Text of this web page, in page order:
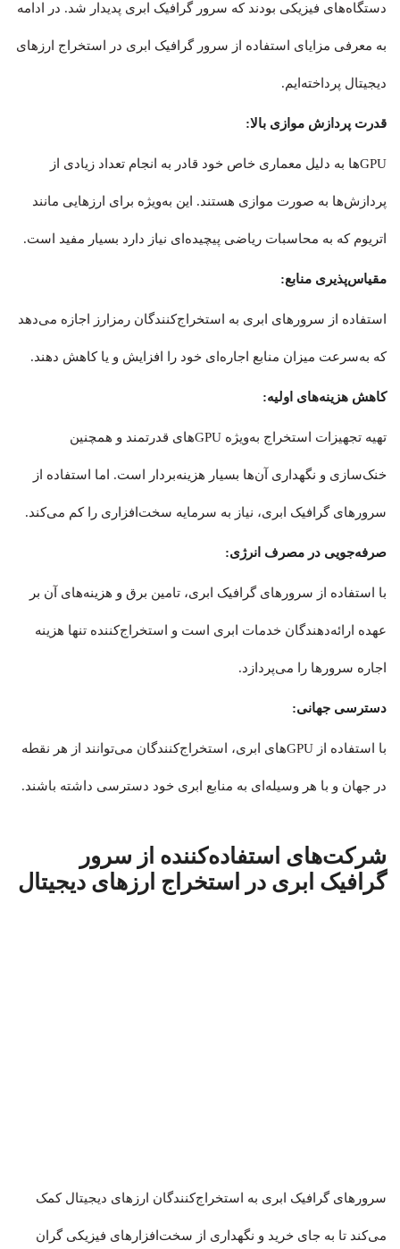
دستگاه‌های فیزیکی بودند که سرور گرافیک ابری پدیدار شد. در ادامه
به معرفی مزایای استفاده از سرور گرافیک ابری در استخراج ارزهای
دیجیتال پرداخته‌ایم.
قدرت پردازش موازی بالا:
GPUها به دلیل معماری خاص خود قادر به انجام تعداد زیادی از
پردازش‌ها به صورت موازی هستند. این به‌ویژه برای ارزهایی مانند
اتریوم که به محاسبات ریاضی پیچیده‌ای نیاز دارد بسیار مفید است.
مقیاس‌پذیری منابع:
استفاده از سرورهای ابری به استخراج‌کنندگان رمزارز اجازه می‌دهد
که به‌سرعت میزان منابع اجاره‌ای خود را افزایش و یا کاهش دهند.
کاهش هزینه‌های اولیه:
تهیه تجهیزات استخراج به‌ویژه GPUهای قدرتمند و همچنین
خنک‌سازی و نگهداری آن‌ها بسیار هزینه‌بردار است. اما استفاده از
سرورهای گرافیک ابری، نیاز به سرمایه سخت‌افزاری را کم می‌کند.
صرفه‌جویی در مصرف انرژی:
با استفاده از سرورهای گرافیک ابری، تامین برق و هزینه‌های آن بر
عهده ارائه‌دهندگان خدمات ابری است و استخراج‌کننده تنها هزینه
اجاره سرورها را می‌پردازد.
دسترسی جهانی:
با استفاده از GPUهای ابری، استخراج‌کنندگان می‌توانند از هر نقطه‌
در جهان و با هر وسیله‌ای به منابع ابری خود دسترسی داشته باشند.
شرکت‌های استفاده‌کننده از سرور
گرافیک ابری در استخراج ارزهای دیجیتال
سرورهای گرافیک ابری به استخراج‌کنندگان ارزهای دیجیتال کمک
می‌کند تا به جای خرید و نگهداری از سخت‌افزارهای فیزیکی گران